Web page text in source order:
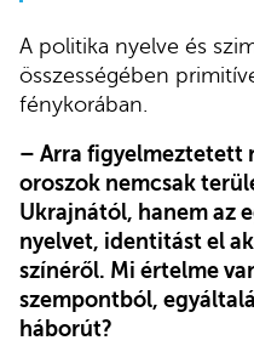
A politika nyelve és
összességében
fénykorában.
– Arra figyelmeztetett
oroszok nemcsak
Ukrajnától, hanem az
nyelvet, identitást el
színéről. Mi értelme
szempontból,
háborút?